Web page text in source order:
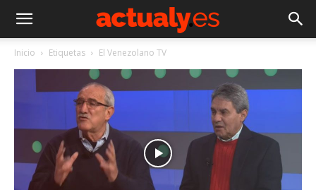
Inicio Etiquetas El Venezolano TV